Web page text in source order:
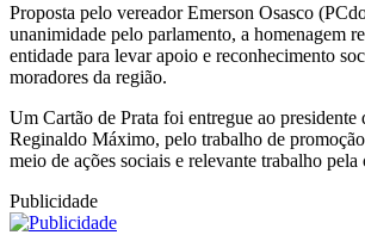
Proposta pelo vereador Emerson Osasco
unanimidade pelo parlamento, a homenagem
entidade para levar apoio e reconhecimento
moradores da região.
Um Cartão de Prata foi entregue ao presidente
Reginaldo Máximo, pelo trabalho de
meio de ações sociais e relevante trabalho
Publicidade